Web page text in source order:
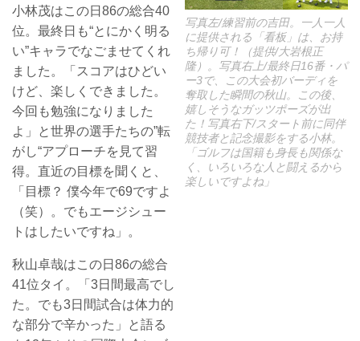
小林茂はこの日86の総合40
位。最終日も“とにかく明る
い”キャラでなごませてくれ
ました。「スコアはひどい
けど、楽しくできました。
今回も勉強になりました
よ」と世界の選手たちの”転
がし“アプローチを見て習
得。直近の目標を聞くと、
「目標？ 僕今年で69ですよ
（笑）。でもエージシュー
トはしたいですね」。
秋山卓哉はこの日86の総合
41位タイ。「3日間最高でし
た。でも3日間試合は体力的
な部分で辛かった」と語る
写真左/練習前の吉田。一人一人
に提供される「看板」は、お持
ち帰り可！（提供/大岩根正
隆）。写真右上/最終日16番・パ
ー3で、この大会初バーディを
奪取した瞬間の秋山。この後、
嬉しそうなガッツポーズが出
た！写真右下/スタート前に同伴
競技者と記念撮影をする小林。
「ゴルフは国籍も身長も関係な
く、いろいろな人と闘えるから
楽しいですよね」